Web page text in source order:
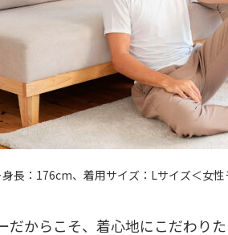
長：176cm、着用サイズ：Lサイズ＜女
だからこそ、着心地にこだわり